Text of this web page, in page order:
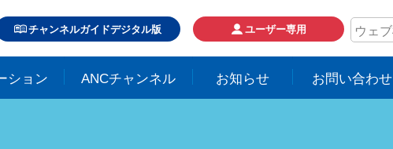
チャンネルガイドデジタル版 ユーザー専用
ション ANCチャンネル お知らせ お問い合わせ